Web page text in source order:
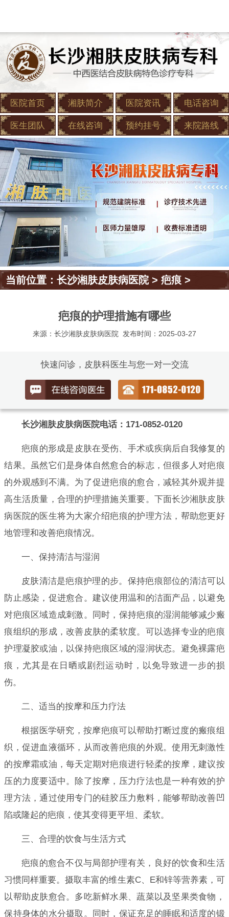
医院首页 湘肤简介 医院资讯 电话咨询
医生团队 在线咨询 预约挂号 来院路线
当前位置：长沙湘肤皮肤病医院>疤痕 >
疤痕的护理措施有哪些
来源：长沙湘肤皮肤病医院 发布时间：2025-03-27
快速问诊，皮肤科医生与您一对一交流
长沙湘肤皮肤病医院电话：171-0852-0120
疤痕的形成是皮肤在受伤、手术或疾病后自我修复的
结果。虽然它们是身体自然愈合的标志，但很多人对疤痕
的外观感到不满。为了促进疤痕的愈合，减轻其外观并提
高生活质量，合理的护理措施关重要。下面长沙湘肤皮肤
病医院的医生将为大家介绍疤痕的护理方法，帮助您更好
地管理和改善疤痕情况。
一、保持清洁与湿润
皮肤清洁是疤痕护理的步。保持疤痕部位的清洁可以
防止感染，促进愈合。建议使用温和的洁面产品，以避免
对疤痕区域造成刺激。同时，保持疤痕的湿润能够减少瘢
痕组织的形成，改善皮肤的柔软度。可以选择专业的疤痕
护理凝胶或油，以保持疤痕区域的湿润状态。避免裸露疤
痕，尤其是在日晒或剧烈运动时，以免导致进一步的损
伤。
二、适当的按摩和压力疗法
根据医学研究，按摩疤痕可以帮助打断过度的瘢痕组
织，促进血液循环，从而改善疤痕的外观。使用无刺激性
的按摩霜或油，每天定期对疤痕进行轻柔的按摩，建议按
压的力度要适中。除了按摩，压力疗法也是一种有效的护
理方法，通过使用专门的硅胶压力敷料，能够帮助改善凹
陷或隆起的疤痕，使其变得更平坦、柔软。
三、合理的饮食与生活方式
疤痕的愈合不仅与局部护理有关，良好的饮食和生活
习惯同样重要。摄取丰富的维生素C、E和锌等营养素，可
以帮助皮肤愈合。多吃新鲜水果、蔬菜以及坚果类食物，
保持身体的水分摄取。同时，保证充足的睡眠和适度的锻